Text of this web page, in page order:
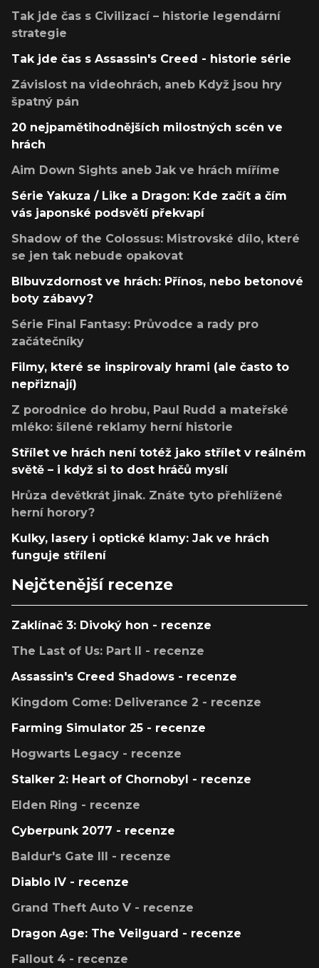
Tak jde čas s Civilizací – historie legendární
strategie
Tak jde čas s Assassin's Creed - historie série
Závislost na videohrách, aneb Když jsou hry
špatný pán
20 nejpamětihodnějších milostných scén ve
hrách
Aim Down Sights aneb Jak ve hrách míříme
Série Yakuza / Like a Dragon: Kde začít a čím
vás japonské podsvětí překvapí
Shadow of the Colossus: Mistrovské dílo, které
se jen tak nebude opakovat
Blbuvzdornost ve hrách: Přínos, nebo betonové
boty zábavy?
Série Final Fantasy: Průvodce a rady pro
začátečníky
Filmy, které se inspirovaly hrami (ale často to
nepřiznají)
Z porodnice do hrobu, Paul Rudd a mateřské
mléko: šílené reklamy herní historie
Střílet ve hrách není totéž jako střílet v reálném
světě – i když si to dost hráčů myslí
Hrůza devětkrát jinak. Znáte tyto přehlížené
herní horory?
Kulky, lasery i optické klamy: Jak ve hrách
funguje střílení
Nejčtenější recenze
Zaklínač 3: Divoký hon - recenze
The Last of Us: Part II - recenze
Assassin's Creed Shadows - recenze
Kingdom Come: Deliverance 2 - recenze
Farming Simulator 25 - recenze
Hogwarts Legacy - recenze
Stalker 2: Heart of Chornobyl - recenze
Elden Ring - recenze
Cyberpunk 2077 - recenze
Baldur's Gate III - recenze
Diablo IV - recenze
Grand Theft Auto V - recenze
Dragon Age: The Veilguard - recenze
Fallout 4 - recenze